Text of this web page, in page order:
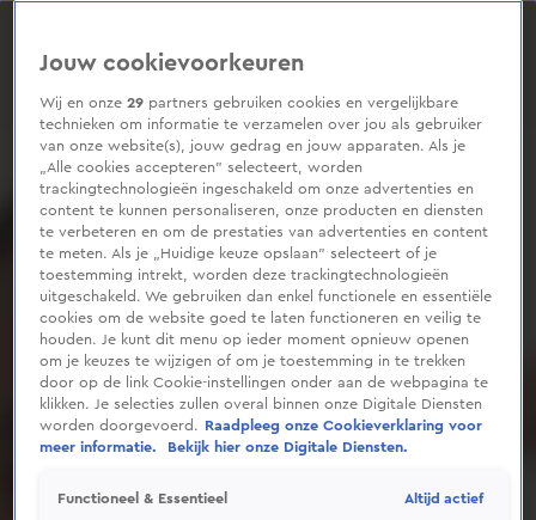
0
seconds
Jouw cookievoorkeuren
Wij en onze29 partners gebruiken cookies en vergelijkbare
technieken om informatie te verzamelen over jou als gebruiker
van onze website(s), jouw gedrag en jouw apparaten. Als je
„Alle cookies accepteren” selecteert, worden
trackingtechnologieën ingeschakeld om onze advertenties en
content te kunnen personaliseren, onze producten en diensten
te verbeteren en om de prestaties van advertenties en content
te meten. Als je „Huidige keuze opslaan” selecteert of je
toestemming intrekt, worden deze trackingtechnologieën
uitgeschakeld. We gebruiken dan enkel functionele en essentiële
cookies om de website goed te laten functioneren en veilig te
houden. Je kunt dit menu op ieder moment opnieuw openen
om je keuzes te wijzigen of om je toestemming in te trekken
door op de link Cookie-instellingen onder aan de webpagina te
klikken. Je selecties zullen overal binnen onze Digitale Diensten
worden doorgevoerd.
Raadpleeg onze Cookieverklaring voor
meer informatie.
Bekijk hier onze Digitale Diensten.
Functioneel & Essentieel Altijd actief